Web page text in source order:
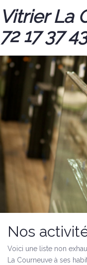
Vitrier La
72 17 37 43
Nos
Voici une liste non
La Courneuve à ses